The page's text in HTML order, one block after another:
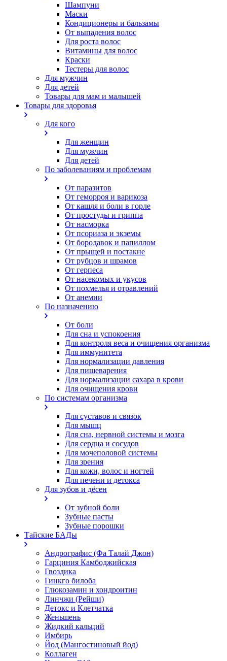
Шампуни
Маски
Кондиционеры и бальзамы
От выпадения волос
Для роста волос
Витамины для волос
Краски
Тестеры для волос
Для мужчин
Для детей
Товары для мам и малышей
Товары для здоровья
Для кого
Для женщин
Для мужчин
Для детей
По заболеваниям и проблемам
От паразитов
Oт геморроя и варикоза
От кашля и боли в горле
От простуды и гриппа
От насморка
Oт псориаза и экземы
От бородавок и папиллом
От прыщей и постакне
От рубцов и шрамов
От герпеса
От насекомых и укусов
От похмелья и отравлений
От анемии
По назначению
От боли
Для сна и успокоения
Для контроля веса и очищения организма
Для иммунитета
Для нормализации давления
Для пищеварения
Для нормализации сахара в крови
Для очищения крови
По системам организма
Для суставов и связок
Для мышц
Для сна, нервной системы и мозга
Для сердца и сосудов
Для мочеполовой системы
Для зрения
Для кожи, волос и ногтей
Для печени и детокса
Для зубов и дёсен
От зубной боли
Зубные пасты
Зубные порошки
Тайские БАДы
Андрографис (Фа Талай Джон)
Гарциния Камбоджийская
Гвоздика
Гинкго билоба
Глюкозамин и хондроитин
Линчжи (Рейши)
Детокс и Клетчатка
Женьшень
Жидкий кальций
Имбирь
Йод (Мангостиновый йод)
Коллаген